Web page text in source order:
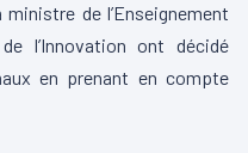
de l’Enseignement
l’Innovation ont décidé
en prenant en compte